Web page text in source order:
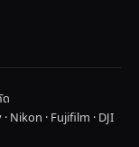
Nikon · Fujifilm · DJI